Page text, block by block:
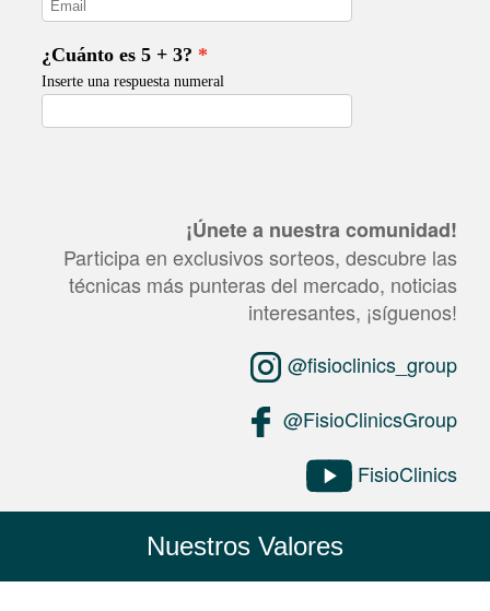
¡Únete a nuestra comunidad!
Participa en exclusivos sorteos, descubre las
técnicas más punteras del mercado, noticias
interesantes, ¡síguenos!
@fisioclinics_group
@FisioClinicsGroup
FisioClinics
Nuestros Valores